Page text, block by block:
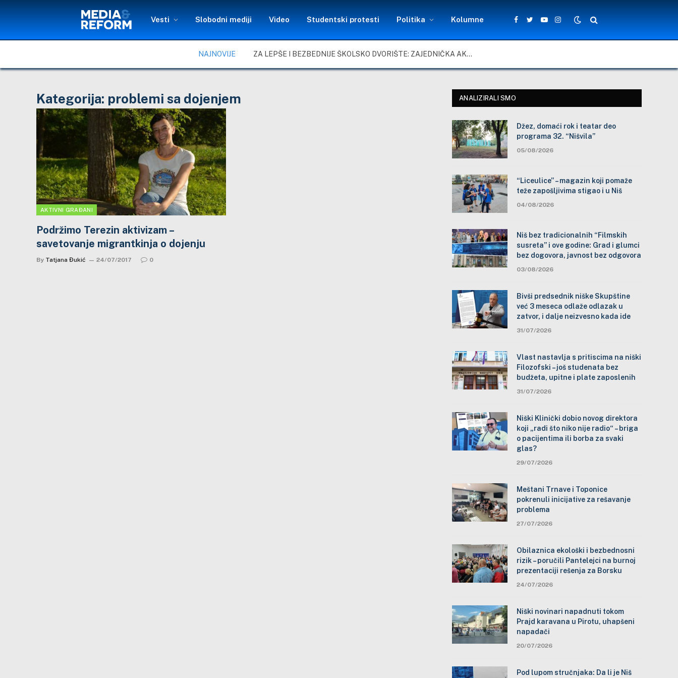
Vesti Slobodni mediji Video Studentski protesti Politika Kolumne
Facebook
TwitterYouTubeInstagram
NAJNOVIJE ZA LEPŠE I BEZBEDNIJE ŠKOLSKO DVORIŠTE: ZAJEDNIČKA AKCIJA MEŠTANA, NASTAVNIKA I ĐAKA U SELU VLASE KOD VRANJA
Kategorija: problemi sa dojenjem
AKTIVNI GRAĐANI
Podržimo Terezin aktivizam –
savetovanje migrantkinja o dojenju
By Tatjana Đukić 24/07/2017 0
ANALIZIRALI SMO
Džez, domaći rok i teatar deo
programa 32. “Nišvila”
05/08/2026
“Liceulice” – magazin koji pomaže
teže zapošljivima stigao i u Niš
04/08/2026
Niš bez tradicionalnih “Filmskih
susreta” i ove godine: Grad i glumci
bez dogovora, javnost bez odgovora
03/08/2026
Bivši predsednik niške Skupštine
već 3 meseca odlaže odlazak u
zatvor, i dalje neizvesno kada ide
31/07/2026
Vlast nastavlja s pritiscima na niški
Filozofski – još studenata bez
budžeta, upitne i plate zaposlenih
31/07/2026
Niški Klinički dobio novog direktora
koji „radi što niko nije radio“ – briga
o pacijentima ili borba za svaki
glas?
29/07/2026
Meštani Trnave i Toponice
pokrenuli inicijative za rešavanje
problema
27/07/2026
Obilaznica ekološki i bezbednosni
rizik – poručili Pantelejci na burnoj
prezentaciji rešenja za Borsku
24/07/2026
Niški novinari napadnuti tokom
Prajd karavana u Pirotu, uhapšeni
napadači
20/07/2026
Pod lupom stručnjaka: Da li je Niš